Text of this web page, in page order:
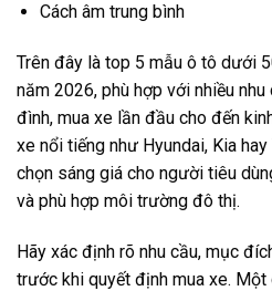
Cách âm trung bình
Trên đây là top 5 mẫu ô tô dưới
năm 2026, phù hợp với nhiều
đình, mua xe lần đầu cho đến
xe nổi tiếng như Hyundai, Kia
chọn sáng giá cho người tiêu
và phù hợp môi trường đô thị.
Hãy xác định rõ nhu cầu, mục
trước khi quyết định mua xe.